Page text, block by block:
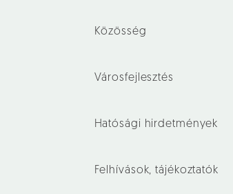
Közösség
Városfejlesztés
Hatósági hirdetmények
Felhívások, tájékoztatók